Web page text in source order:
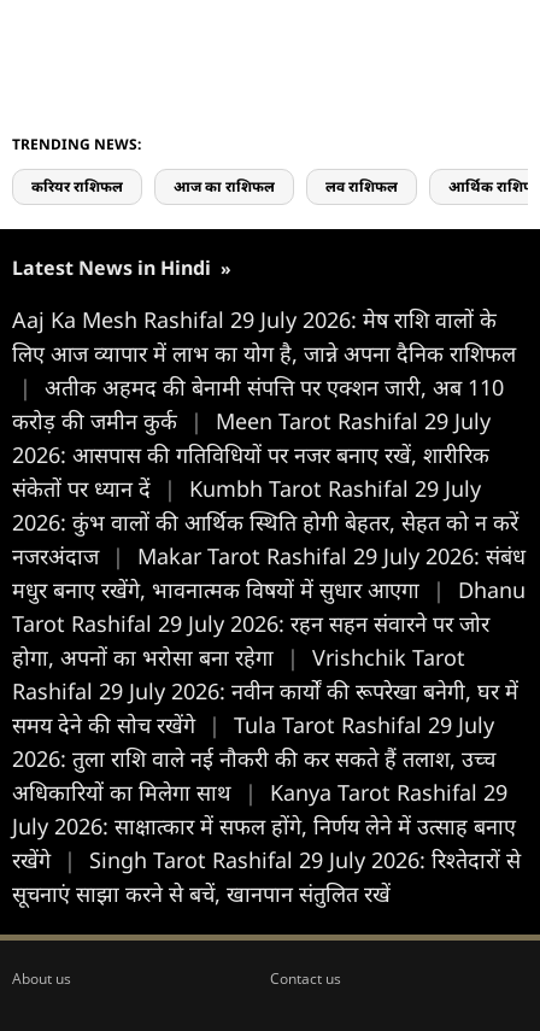
TRENDING NEWS:
करियर राशिफल आज का राशिफल लव राशिफल आर्थिक
Latest News in Hindi »
Aaj Ka Mesh Rashifal 29 July 2026: मेष राशि वालों के
लिए आज व्यापार में लाभ का योग है, जान्ने अपना दैनिक राशिफल
|
अतीक अहमद की बेनामी संपत्ति पर एक्शन जारी, अब 110
करोड़ की जमीन कुर्क
|
Meen Tarot Rashifal 29 July
2026: आसपास की गतिविधियों पर नजर बनाए रखें, शारीरिक
संकेतों पर ध्यान दें
|
Kumbh Tarot Rashifal 29 July
2026: कुंभ वालों की आर्थिक स्थिति होगी बेहतर, सेहत को न करें
नजरअंदाज |
Makar Tarot Rashifal 29 July 2026: संबंध
मधुर बनाए रखेंगे, भावनात्मक विषयों में सुधार आएगा
|
Dhanu
Tarot Rashifal 29 July 2026: रहन सहन संवारने पर जोर
होगा, अपनों का भरोसा बना रहेगा
|
Vrishchik Tarot
Rashifal 29 July 2026: नवीन कार्यों की रूपरेखा बनेगी, घर में
समय देने की सोच रखेंगे |
Tula Tarot Rashifal 29 July
2026: तुला राशि वाले नई नौकरी की कर सकते हैं तलाश, उच्च
अधिकारियों का मिलेगा साथ
|
Kanya Tarot Rashifal 29
July 2026: साक्षात्कार में सफल होंगे, निर्णय लेने में उत्साह बनाए
रखेंगे |
Singh Tarot Rashifal 29 July 2026: रिश्तेदारों से
सूचनाएं साझा करने से बचें, खानपान संतुलित रखें
About us Contact us